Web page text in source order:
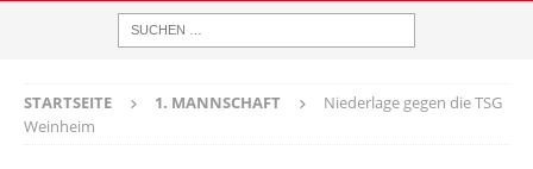
STARTSEITE 1. MANNSCHAFT
Niederlage gegen die TSG
Weinheim